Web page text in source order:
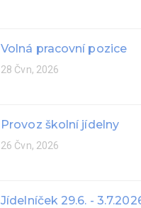
Volná pracovní pozice
28 Čvn, 2026
Provoz školní jídelny
26 Čvn, 2026
Jídelníček 29.6. -